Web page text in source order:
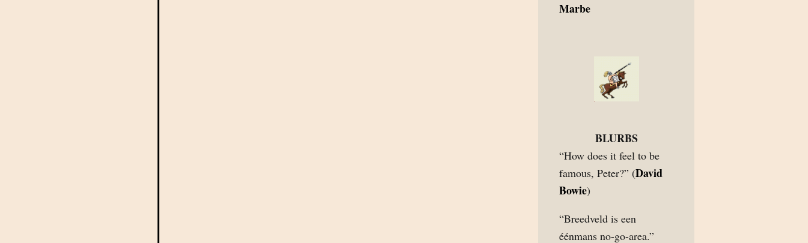
Marbe
BLURBS
“How does it feel to be
famous, Peter?” (David
Bowie)
“Breedveld is een
éénmans no-go-area.”